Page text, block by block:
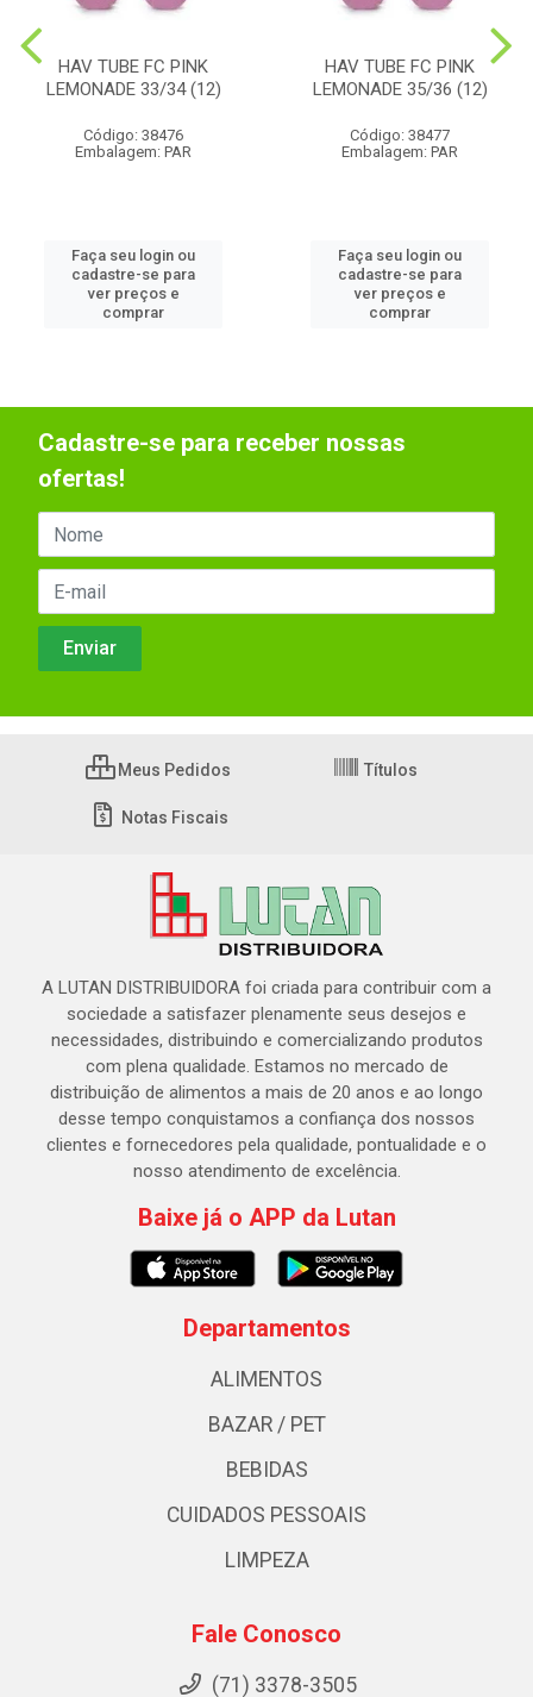
HAV TUBE FC PINK
LEMONADE 33/34 (12)
Código: 38476
Embalagem: PAR
Faça seu login ou
cadastre-se para
ver preços e
comprar
HAV TUBE FC PINK
LEMONADE 35/36 (12)
Código: 38477
Embalagem: PAR
Faça seu login ou
cadastre-se para
ver preços e
comprar
Cadastre-se para receber nossas
ofertas!
Meus Pedidos Títulos
Notas Fiscais
A LUTAN DISTRIBUIDORA foi criada para contribuir com a
sociedade a satisfazer plenamente seus desejos e
necessidades, distribuindo e comercializando produtos
com plena qualidade. Estamos no mercado de
distribuição de alimentos a mais de 20 anos e ao longo
desse tempo conquistamos a confiança dos nossos
clientes e fornecedores pela qualidade, pontualidade e o
nosso atendimento de excelência.
Baixe já o APP da Lutan
Departamentos
ALIMENTOS
BAZAR / PET
BEBIDAS
CUIDADOS PESSOAIS
LIMPEZA
Fale Conosco
(71) 3378-3505